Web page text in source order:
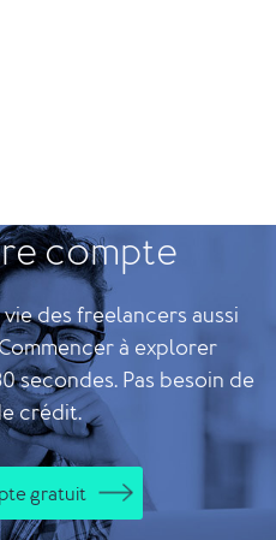
compte
des freelancers aussi
à explorer
secondes. Pas besoin de
crédit.
gratuit